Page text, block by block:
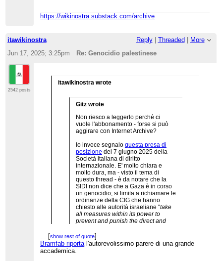
https://wikinostra.substack.com/archive
itawikinostra Reply| Threaded
More
Jun 17, 2025; 3:25pm
Re: Genocidio palestinese
2542 posts
itawikinostra wrote
Gitz wrote
Non riesco a leggerlo perché ci
vuole l'abbonamento - forse si può
aggirare con Internet Archive?
Io invece segnalo questa presa di
posizione del 7 giugno 2025 della
Società italiana di diritto
internazionale. E' molto chiara e
molto dura, ma - visto il tema di
questo thread - è da notare che la
SIDI non dice che a Gaza è in corso
un genocidio; si limita a richiamare le
ordinanze della CIG che hanno
chiesto alle autorità israeliane "take
all measures within its power to
prevent and punish the direct and
genocide
Ecco un
... [show rest of quote]
Bramfab riportal'autorevolissimo parere di una grande
accademica.